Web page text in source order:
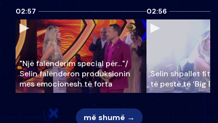
02:57
"Një falenderim special për…"/
Selin falënderon produksionin
mes emocionesh të forta
02:56
Selin shpallet
të pestë të ‘Big
më shumë →